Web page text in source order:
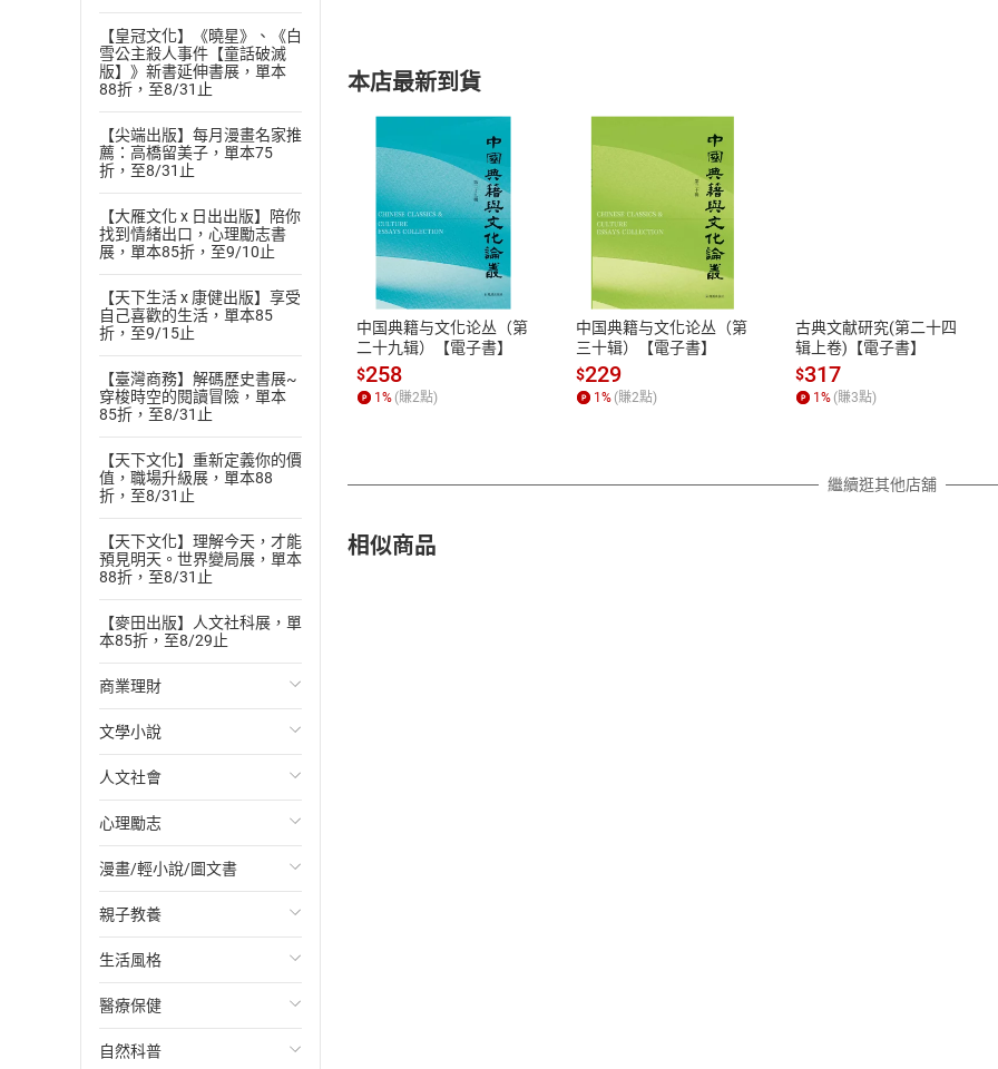
【皇冠文化】《曉星》、《白
雪公主殺人事件【童話破滅
版】》新書延伸書展，單本
88折，至8/31止
【尖端出版】每月漫畫名家推
薦：高橋留美子，單本75
折，至8/31止
【大雁文化 x 日出出版】陪你
找到情緒出口，心理勵志書
展，單本85折，至9/10止
【天下生活 x 康健出版】享受
自己喜歡的生活，單本85
折，至9/15止
【臺灣商務】解碼歷史書展~
穿梭時空的閱讀冒險，單本
85折，至8/31止
【天下文化】重新定義你的價
值，職場升級展，單本88
折，至8/31止
【天下文化】理解今天，才能
預見明天。世界變局展，單本
88折，至8/31止
【麥田出版】人文社科展，單
本85折，至8/29止
商業理財
投資理財
經濟/趨勢
財務/金融
管理/領導
職場工作術
成功法
行銷/廣告
傳記
文學小說
歐美文學
日本文學
韓國文學
華文文學
經典文學
成長/家庭生活小說
懸疑/推理小說
人文社會
國際關係
政治
社會科學
台灣/中國歷史
日/韓歷史
其他歷史/史學
心理勵志
心靈成長/情緒
人際關係
兩性關係
心理學
漫畫/輕小說/圖文書
輕小說
奇幻/科幻
愛情故事
職場/社會寫實
親子教養
教育現場
兒童文學/故事
兒童科普/學習
生活風格
飲食/食譜
健身/美顏
醫療保健
健康/養生
自然科普
付款方式
ATM轉帳、信用卡、LINE PAY、AFTEE
之權利，遽消費者保護法及通訊交
除權合理例外情事適用準則，依商
質各有不同規定。詳細退換貨說明
照各商品說明。
本店最新到貨
中国典籍与文化论丛（第
二十九辑）【電子書】
$258
1% (賺2點)
中国典籍与文化论丛（第
三十辑）【電子書】
$229
1% (賺2點)
古典文献研究(第二十四
辑上卷)【電子書】
$317
1% (賺3點)
繼續逛其他店舖
相似商品